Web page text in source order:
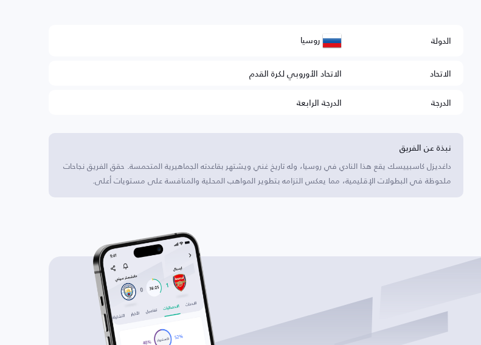
الدولة روسيا
الاتحاد
الاتحاد الأوروبي لكرة القدم
الدرجة
الدرجة الرابعة
نبذة عن الفريق
داغديزل كاسبييسك يقع هذا النادي في روسيا، وله تاريخ غني ويشتهر بقاعدته الجماهيرية المتحمسة. حقق الفريق نجاحات
ملحوظة في البطولات الإقليمية، مما يعكس التزامه بتطوير المواهب المحلية والمنافسة على مستويات أعلى.